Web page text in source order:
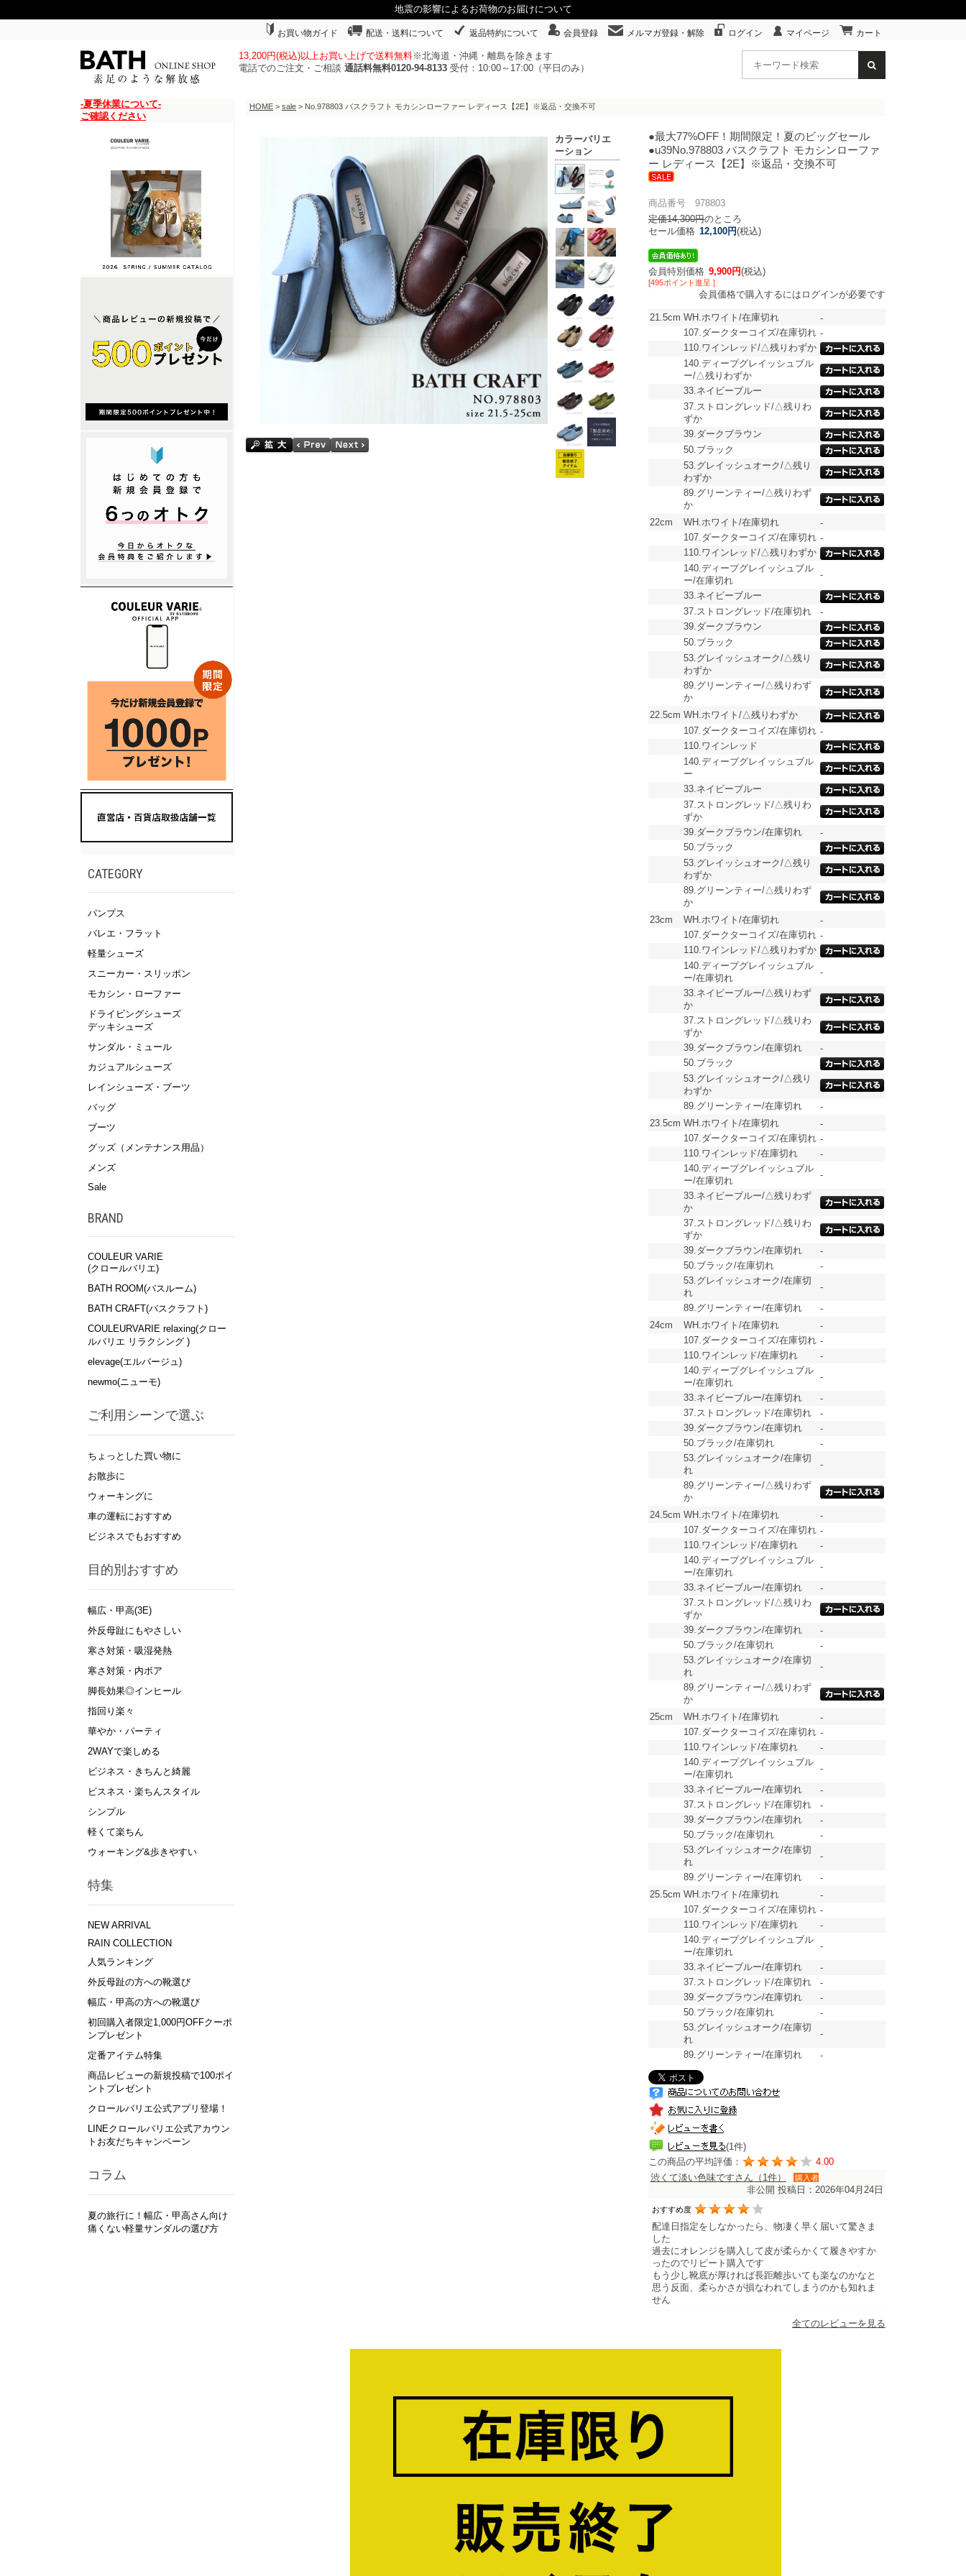
地震の影響によるお荷物のお届けについて
お買い物ガイド 配送・送料について 返品特約について 会員登録 メルマガ登録・解除 ログイン マイページ カート
13,200円(税込)以上お買い上げで送料無料※北海道・沖縄・離島を除きます
電話でのご注文・ご相談 通話料無料0120-94-8133 受付：10:00～17:00（平日のみ）
-夏季休業について-
ご確認ください
CATEGORY
パンプス
バレエ・フラット
軽量シューズ
スニーカー・スリッポン
モカシン・ローファー
ドライビングシューズ
デッキシューズ
サンダル・ミュール
カジュアルシューズ
レインシューズ・ブーツ
バッグ
ブーツ
グッズ（メンテナンス用品）
メンズ
Sale
BRAND
COULEUR VARIE
(クロールバリエ)
BATH ROOM(バスルーム)
BATH CRAFT(バスクラフト)
COULEURVARIE relaxing(クロー
ルバリエ リラクシング )
elevage(エルバージュ)
newmo(ニューモ)
ご利用シーンで選ぶ
ちょっとした買い物に
お散歩に
ウォーキングに
車の運転におすすめ
ビジネスでもおすすめ
目的別おすすめ
幅広・甲高(3E)
外反母趾にもやさしい
寒さ対策・吸湿発熱
寒さ対策・内ボア
脚長効果◎インヒール
指回り楽々
華やか・パーティ
2WAYで楽しめる
ビジネス・きちんと綺麗
ビスネス・楽ちんスタイル
シンプル
軽くて楽ちん
ウォーキング&歩きやすい
特集
NEW ARRIVAL
RAIN COLLECTION
人気ランキング
外反母趾の方への靴選び
幅広・甲高の方への靴選び
初回購入者限定1,000円OFFクーポ
ンプレゼント
定番アイテム特集
商品レビューの新規投稿で100ポイ
ントプレゼント
クロールバリエ公式アプリ登場！
LINEクロールバリエ公式アカウン
トお友だちキャンペーン
コラム
夏の旅行に！幅広・甲高さん向け
痛くない軽量サンダルの選び方
HOME > sale > No.978803 バスクラフト モカシンローファー レディース【2E】※返品・交換不可
●最大77%OFF！期間限定！夏のビッグセール
●u39No.978803 バスクラフト モカシンローファ
ー レディース【2E】※返品・交換不可
商品番号 978803
定価14,300円のところ
セール価格 12,100円(税込)
会員特別価格 9,900円(税込)
[495ポイント進呈 ]
会員価格で購入するにはログインが必要です
21.5cm WH.ホワイト/在庫切れ
-
107.ダークターコイズ/在庫切れ -
110.ワインレッド/△残りわずか
140.ディープグレイッシュブル
ー/△残りわずか
33.ネイビーブルー
37.ストロングレッド/△残りわ
ずか
39.ダークブラウン
50.ブラック
53.グレイッシュオーク/△残り
わずか
89.グリーンティー/△残りわず
か
22cm
WH.ホワイト/在庫切れ
-
107.ダークターコイズ/在庫切れ -
110.ワインレッド/△残りわずか
140.ディープグレイッシュブル
ー/在庫切れ
-
33.ネイビーブルー
37.ストロングレッド/在庫切れ
-
39.ダークブラウン
50.ブラック
53.グレイッシュオーク/△残り
わずか
89.グリーンティー/△残りわず
か
22.5cm WH.ホワイト/△残りわずか
107.ダークターコイズ/在庫切れ -
110.ワインレッド
140.ディープグレイッシュブル
ー
33.ネイビーブルー
37.ストロングレッド/△残りわ
ずか
39.ダークブラウン/在庫切れ
-
50.ブラック
53.グレイッシュオーク/△残り
わずか
89.グリーンティー/△残りわず
か
23cm
WH.ホワイト/在庫切れ
-
107.ダークターコイズ/在庫切れ -
110.ワインレッド/△残りわずか
140.ディープグレイッシュブル
ー/在庫切れ
-
33.ネイビーブルー/△残りわず
か
37.ストロングレッド/△残りわ
ずか
39.ダークブラウン/在庫切れ
-
50.ブラック
53.グレイッシュオーク/△残り
わずか
89.グリーンティー/在庫切れ
-
23.5cm WH.ホワイト/在庫切れ
-
107.ダークターコイズ/在庫切れ -
110.ワインレッド/在庫切れ
-
140.ディープグレイッシュブル
ー/在庫切れ
-
33.ネイビーブルー/△残りわず
か
37.ストロングレッド/△残りわ
ずか
39.ダークブラウン/在庫切れ
-
50.ブラック/在庫切れ
-
53.グレイッシュオーク/在庫切
れ
-
89.グリーンティー/在庫切れ
-
24cm
WH.ホワイト/在庫切れ
-
107.ダークターコイズ/在庫切れ -
110.ワインレッド/在庫切れ
-
140.ディープグレイッシュブル
ー/在庫切れ
-
33.ネイビーブルー/在庫切れ
-
37.ストロングレッド/在庫切れ
-
39.ダークブラウン/在庫切れ
-
50.ブラック/在庫切れ
-
53.グレイッシュオーク/在庫切
れ
-
89.グリーンティー/△残りわず
か
24.5cm WH.ホワイト/在庫切れ
-
107.ダークターコイズ/在庫切れ -
110.ワインレッド/在庫切れ
-
140.ディープグレイッシュブル
ー/在庫切れ
-
33.ネイビーブルー/在庫切れ
-
37.ストロングレッド/△残りわ
ずか
39.ダークブラウン/在庫切れ
-
50.ブラック/在庫切れ
-
53.グレイッシュオーク/在庫切
れ
-
89.グリーンティー/△残りわず
か
25cm
WH.ホワイト/在庫切れ
-
107.ダークターコイズ/在庫切れ -
110.ワインレッド/在庫切れ
-
140.ディープグレイッシュブル
ー/在庫切れ
-
33.ネイビーブルー/在庫切れ
-
37.ストロングレッド/在庫切れ
-
39.ダークブラウン/在庫切れ
-
50.ブラック/在庫切れ
-
53.グレイッシュオーク/在庫切
れ
-
89.グリーンティー/在庫切れ
-
25.5cm WH.ホワイト/在庫切れ
-
107.ダークターコイズ/在庫切れ -
110.ワインレッド/在庫切れ
-
140.ディープグレイッシュブル
ー/在庫切れ
-
33.ネイビーブルー/在庫切れ
-
37.ストロングレッド/在庫切れ
-
39.ダークブラウン/在庫切れ
-
50.ブラック/在庫切れ
-
53.グレイッシュオーク/在庫切
れ
-
89.グリーンティー/在庫切れ
-
(1件)
この商品の平均評価：
4.00
渋くて淡い色味ですさん（1件）
購入者
非公開 投稿日：2026年04月24日
おすすめ度
配達日指定をしなかったら、物凄く早く届いて驚きま
した
過去にオレンジを購入して皮が柔らかくて履きやすか
ったのでリピート購入です
もう少し靴底が厚ければ長距離歩いても楽なのかなと
思う反面、柔らかさが損なわれてしまうのかも知れま
せん
全てのレビューを見る
カラーバリエ
ーション